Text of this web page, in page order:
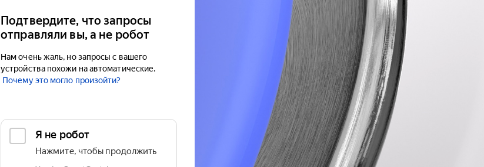
Подтвердите, что запросы
отправляли вы, а не робот
Нам очень жаль, но запросы с вашего
устройства похожи на автоматические.
Почему это могло произойти?